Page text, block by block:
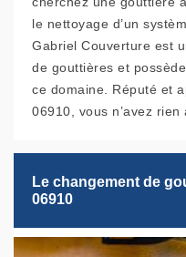
le nettoyage d’un
Gabriel Couverture est
de gouttières et
ce domaine. Réputé et
06910, vous n’avez
Le changement de
06910